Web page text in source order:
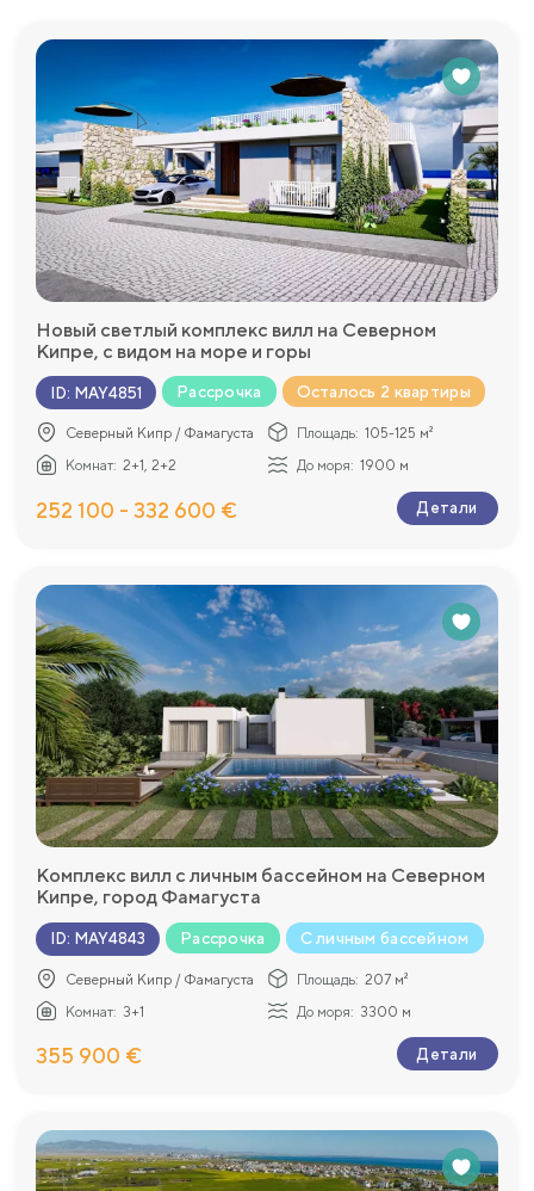
Новый светлый комплекс вилл на Северном
Кипре, с видом на море и горы
ID: MAY4851 Рассрочка Осталось 2 квартиры
Северный Кипр / Фамагуста Площадь: 105-125 м²
Комнат: 2+1, 2+2 До моря: 1900 м
252 100 - 332 600 € Детали
Комплекс вилл с личным бассейном на Северном
Кипре, город Фамагуста
ID: MAY4843 Рассрочка С личным бассейном
Северный Кипр / Фамагуста Площадь: 207 м²
Комнат: 3+1 До моря: 3300 м
355 900 € Детали